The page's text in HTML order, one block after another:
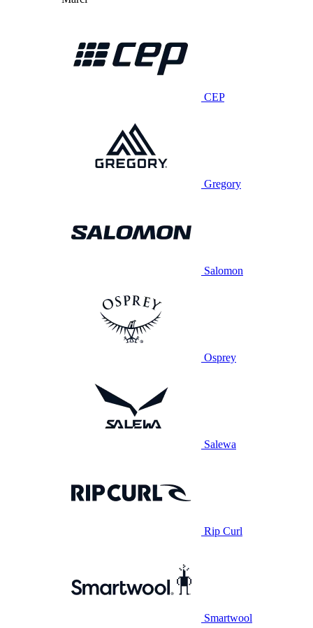
CEP
Gregory
Salomon
Osprey
Salewa
Rip Curl
Smartwool